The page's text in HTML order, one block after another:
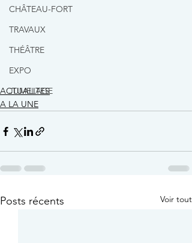
CHÂTEAU-FORT
TRAVAUX
THÉÂTRE
EXPO
JUMELAGE
ACTUALITES
A LA UNE
Posts récents Voir tout